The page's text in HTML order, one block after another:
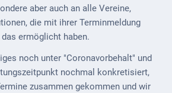
aber auch an alle Vereine,
die mit ihrer Terminmeldung
ermöglicht haben.
noch unter "Coronavorbehalt" und
nochmal konkretisiert,
zusammen gekommen und wir